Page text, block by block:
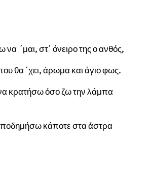
να ΄μαι, στ΄ όνειρο της ο ανθός,
θα ΄χει, άρωμα και άγιο φως.
κρατήσω όσο ζω την λάμπα
κάποτε στα άστρα